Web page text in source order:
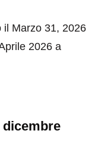
il Marzo 31, 2026
2026 a
dicembre